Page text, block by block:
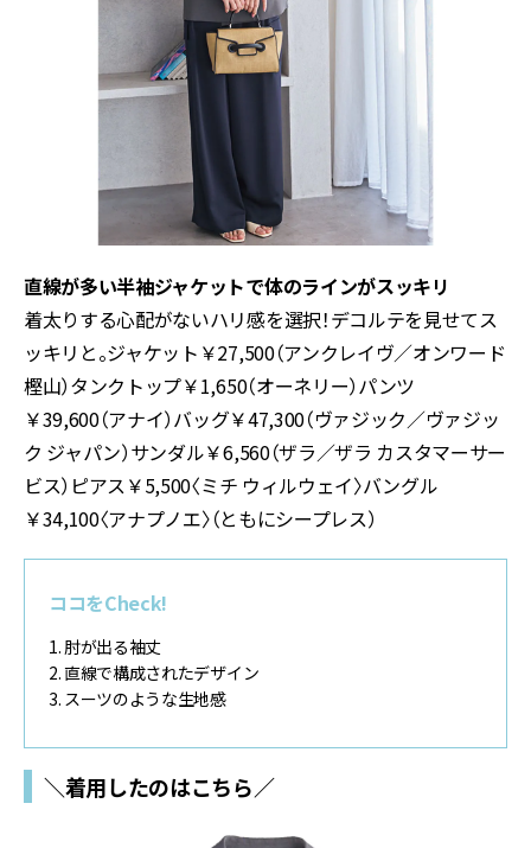
直線が多い半袖ジャケットで体のラインがスッキリ
着太りする心配がないハリ感を選択！デコルテを見せてス
ッキリと。ジャケット￥27,500（アンクレイヴ／オンワード
樫山）タンクトップ￥1,650（オーネリー）パンツ
￥39,600（アナイ）バッグ￥47,300（ヴァジック／ヴァジッ
ク ジャパン）サンダル￥6,560（ザラ／ザラ カスタマーサー
ビス）ピアス￥5,500〈ミチ ウィルウェイ〉バングル
￥34,100〈アナプノエ〉（ともにシープレス）
ココをCheck!
1. 肘が出る袖丈
2. 直線で構成されたデザイン
3. スーツのような生地感
＼着用したのはこちら／